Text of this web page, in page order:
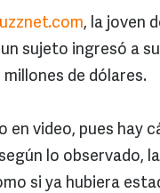
, la joven
sujeto ingresó a
de dólares.
video, pues hay
lo observado,
si ya hubiera